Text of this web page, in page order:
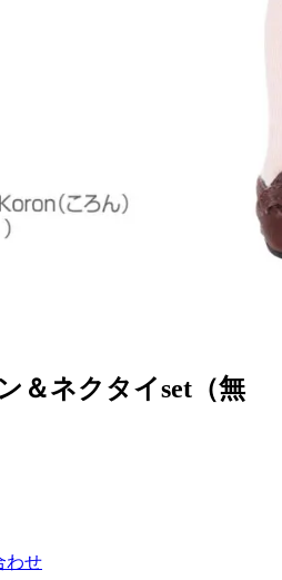
＆ネクタイset（無
わせ